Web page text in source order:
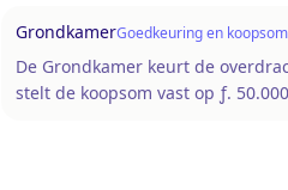
GrondkamerGoedkeuring en
De Grondkamer keurt de
stelt de koopsom vast op ƒ.